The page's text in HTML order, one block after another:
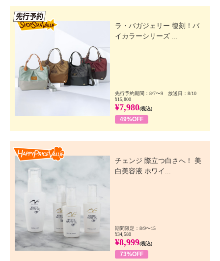
ラ・バガジェリー 復刻！バ
イカラーシリーズ ...
先行予約期間：8/7〜9 放送日：8/10
¥15,800
¥7,980(税込)
49%OFF
チェンジ 際立つ白さへ！ 美
白美容液 ホワイ...
期間限定：8/9〜15
¥34,580
¥8,999(税込)
73%OFF